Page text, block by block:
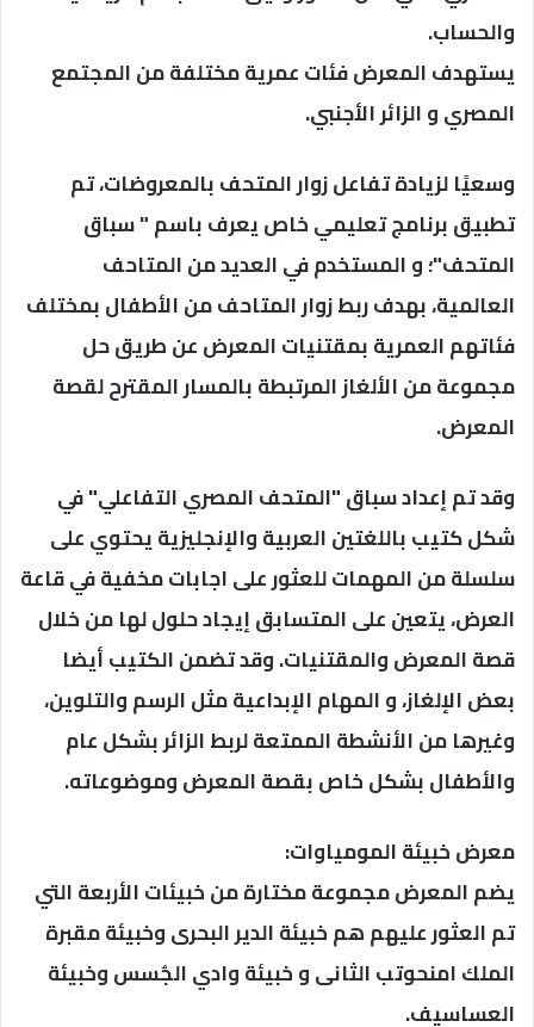
والحساب.
يستهدف المعرض فئات عمرية مختلفة من المجتمع
المصري و الزائر الأجنبي.
وسعيًا لزيادة تفاعل زوار المتحف بالمعروضات، تم
تطبيق برنامج تعليمي خاص يعرف باسم " سباق
المتحف"؛ و المستخدم في العديد من المتاحف
العالمية، بهدف ربط زوار المتاحف من الأطفال بمختلف
فئاتهم العمرية بمقتنيات المعرض عن طريق حل
مجموعة من الألغاز المرتبطة بالمسار المقترح لقصة
المعرض.
وقد تم إعداد سباق "المتحف المصري التفاعلي" في
شكل كتيب باللغتين العربية والإنجليزية يحتوي على
سلسلة من المهمات للعثور على اجابات مخفية في قاعة
العرض، يتعين على المتسابق إيجاد حلول لها من خلال
قصة المعرض والمقتنيات. وقد تضمن الكتيب أيضا
بعض الإلغاز، و المهام الإبداعية مثل الرسم والتلوين،
وغيرها من الأنشطة الممتعة لربط الزائر بشكل عام
والأطفال بشكل خاص بقصة المعرض وموضوعاته.
معرض خبيئة المومياوات:
يضم المعرض مجموعة مختارة من خبيئات الأربعة التي
تم العثور عليهم هم خبيئة الدير البحرى وخبيئة مقبرة
الملك امنحوتب الثانى و خبيئة وادي الجٌسس وخبيئة
العساسيف.